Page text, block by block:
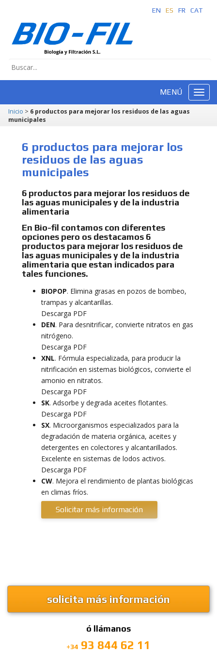
EN ES FR CAT
MENÚ
Inicio > 6 productos para mejorar los residuos de las aguas
municipales
6 productos para mejorar los
residuos de las aguas
municipales
6 productos para mejorar los residuos de
las aguas municipales y de la industria
alimentaria
En Bio-fil contamos con diferentes
opciones pero os destacamos 6
productos para mejorar los residuos de
las aguas municipales y de la industria
alimentaria que estan indicados para
tales funciones.
BIOPOP. Elimina grasas en pozos de bombeo,
trampas y alcantarillas.
Descarga PDF
DEN. Para desnitrificar, convierte nitratos en gas
nitrógeno.
Descarga PDF
XNL. Fórmula especializada, para producir la
nitrificación en sistemas biológicos, convierte el
amonio en nitratos.
Descarga PDF
SK. Adsorbe y degrada aceites flotantes.
Descarga PDF
SX. Microorganismos especializados para la
degradación de materia orgánica, aceites y
detergentes en colectores y alcantarillados.
Excelente en sistemas de lodos activos.
Descarga PDF
CW. Mejora el rendimiento de plantas biológicas
en climas fríos.
Solicitar más información
solicita más información
ó llámanos
+34 93 844 62 11